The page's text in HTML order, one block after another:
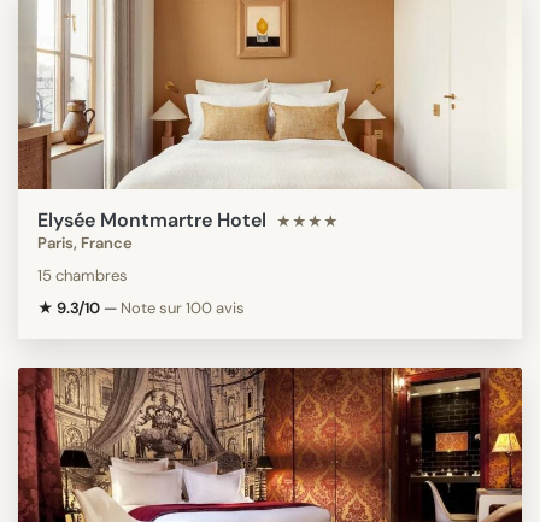
Elysée Montmartre Hotel ★★★★
Paris, France
15 chambres
★ 9.3/10 — Note sur 100 avis